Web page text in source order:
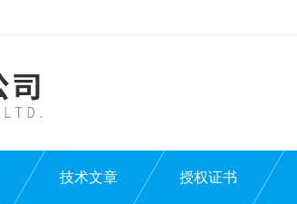
技术文章 授权证书